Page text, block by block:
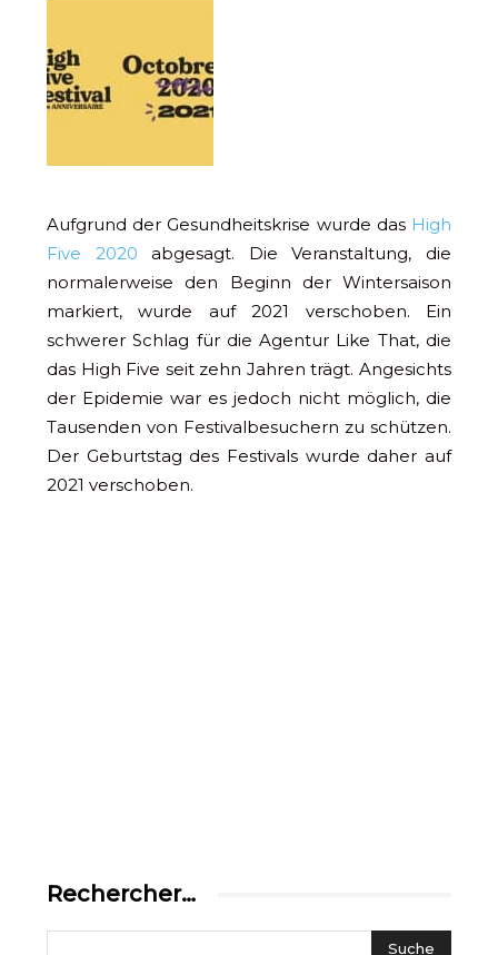
Aufgrund der Gesundheitskrise wurde das High
Five 2020 abgesagt. Die Veranstaltung, die
normalerweise den Beginn der Wintersaison
markiert, wurde auf 2021 verschoben. Ein
schwerer Schlag für die Agentur Like That, die
das High Five seit zehn Jahren trägt. Angesichts
der Epidemie war es jedoch nicht möglich, die
Tausenden von Festivalbesuchern zu schützen.
Der Geburtstag des Festivals wurde daher auf
2021 verschoben.
Rechercher…